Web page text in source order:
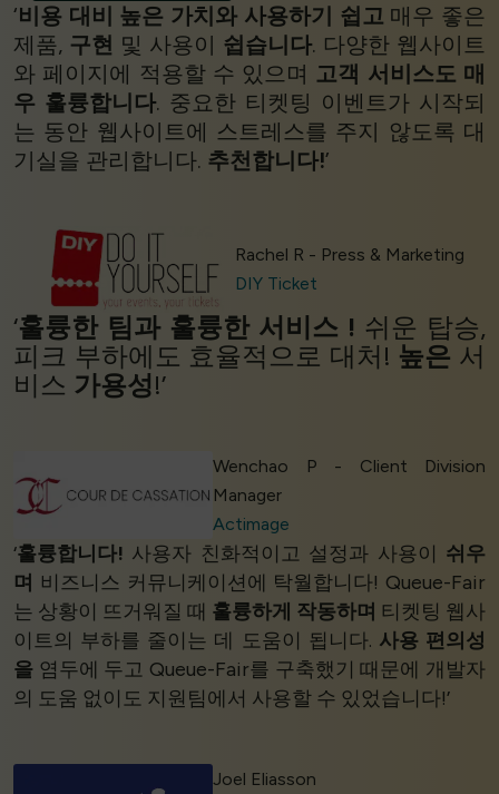
‘비용 대비 높은 가치와 사용하기 쉽고 매우 좋은
제품, 구현 및 사용이 쉽습니다. 다양한 웹사이트
와 페이지에 적용할 수 있으며 고객 서비스도 매
우 훌륭합니다. 중요한 티켓팅 이벤트가 시작되
는 동안 웹사이트에 스트레스를 주지 않도록 대
기실을 관리합니다. 추천합니다!’
Rachel R - Press & Marketing
DIY Ticket
‘훌륭한 팀과 훌륭한 서비스 ! 쉬운 탑승,
피크 부하에도 효율적으로 대처! 높은 서
비스 가용성!’
Wenchao P - Client Division
Manager
Actimage
‘훌륭합니다! 사용자 친화적이고 설정과 사용이 쉬우
며 비즈니스 커뮤니케이션에 탁월합니다! Queue-Fair
는 상황이 뜨거워질 때 훌륭하게 작동하며 티켓팅 웹사
이트의 부하를 줄이는 데 도움이 됩니다. 사용 편의성
을 염두에 두고 Queue-Fair를 구축했기 때문에 개발자
의 도움 없이도 지원팀에서 사용할 수 있었습니다!’
Joel Eliasson